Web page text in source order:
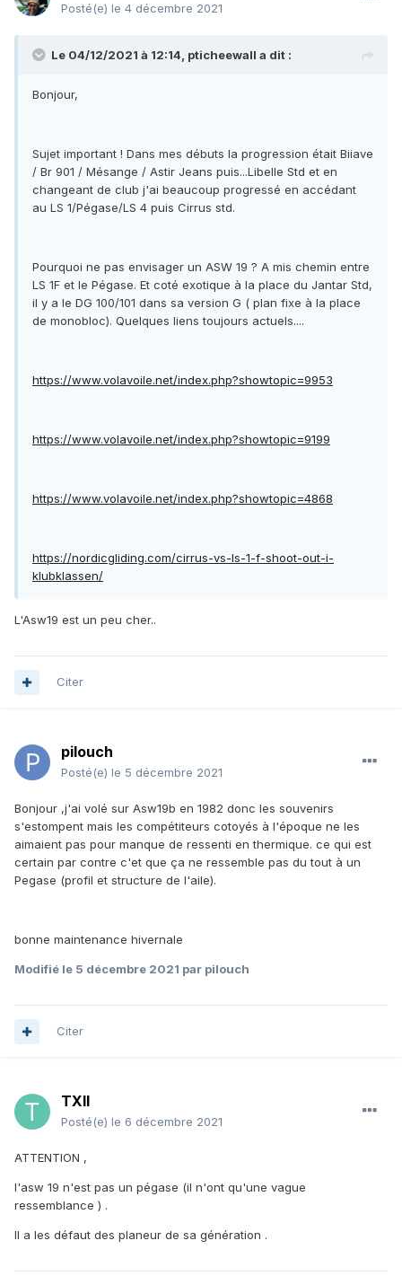
Posté(e) le 4 décembre 2021
Le 04/12/2021 à 12:14, pticheewall a dit :
Bonjour,
Sujet important ! Dans mes débuts la progression était Biiave
/ Br 901 / Mésange / Astir Jeans puis...Libelle Std et en
changeant de club j'ai beaucoup progressé en accédant
au LS 1/Pégase/LS 4 puis Cirrus std.
Pourquoi ne pas envisager un ASW 19 ? A mis chemin entre
LS 1F et le Pégase. Et coté exotique à la place du Jantar Std,
il y a le DG 100/101 dans sa version G ( plan fixe à la place
de monobloc). Quelques liens toujours actuels....
https://www.volavoile.net/index.php?showtopic=9953
https://www.volavoile.net/index.php?showtopic=9199
https://www.volavoile.net/index.php?showtopic=4868
https://nordicgliding.com/cirrus-vs-ls-1-f-shoot-out-i-
klubklassen/
L'Asw19 est un peu cher..
Citer
pilouch
Posté(e) le 5 décembre 2021
Bonjour ,j'ai volé sur Asw19b en 1982 donc les souvenirs
s'estompent mais les compétiteurs cotoyés à l'époque ne les
aimaient pas pour manque de ressenti en thermique. ce qui est
certain par contre c'et que ça ne ressemble pas du tout à un
Pegase (profil et structure de l'aile).
bonne maintenance hivernale
Modifié le 5 décembre 2021 par pilouch
Citer
TXII
Posté(e) le 6 décembre 2021
ATTENTION ,
l'asw 19 n'est pas un pégase (il n'ont qu'une vague
ressemblance ) .
Il a les défaut des planeur de sa génération .